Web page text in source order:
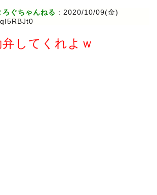
ぐちゃんねる : 2020/10/09(金)
してくれよｗ